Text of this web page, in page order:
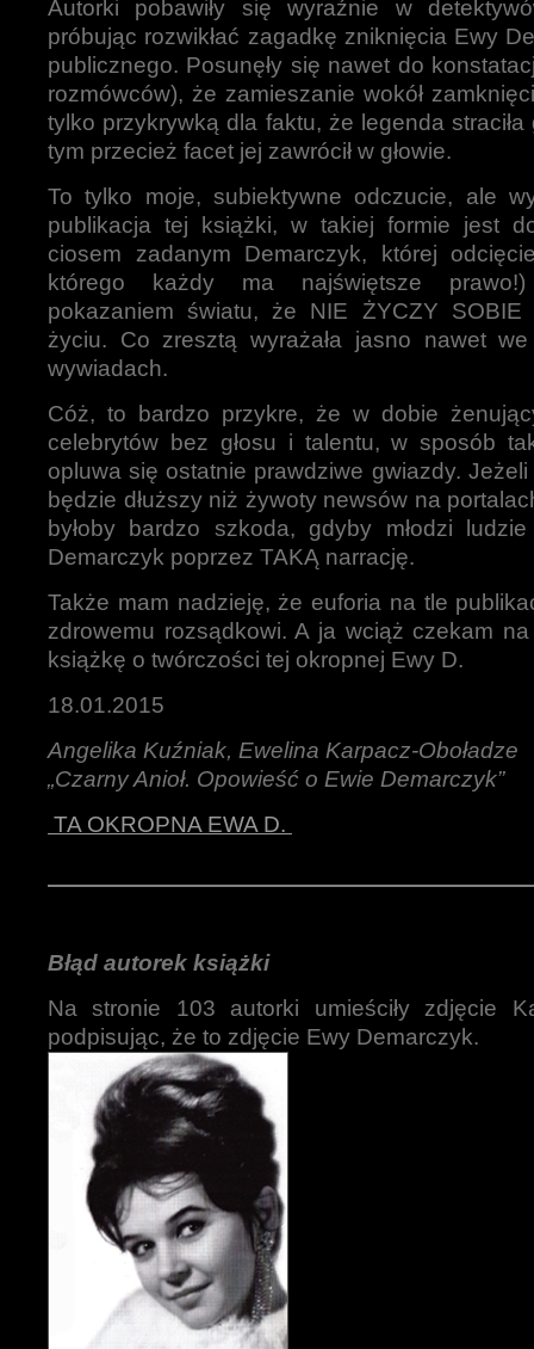
Autorki pobawiły się wyraźnie w
próbując rozwikłać zagadkę zniknięcia Ewy
publicznego. Posunęły się nawet do
rozmówców), że zamieszanie wokół
tylko przykrywką dla faktu, że legenda straciła
tym przecież facet jej zawrócił w głowie.
To tylko moje, subiektywne odczucie, ale
publikacja tej książki, w takiej formie jest
ciosem zadanym Demarczyk, której
którego każdy ma najświętsze
pokazaniem światu, że NIE ŻYCZY
życiu. Co zresztą wyrażała jasno nawet
wywiadach.
Cóż, to bardzo przykre, że w dobie
celebrytów bez głosu i talentu, w sposób
opluwa się ostatnie prawdziwe gwiazdy.
będzie dłuższy niż żywoty newsów na
byłoby bardzo szkoda, gdyby młodzi
Demarczyk poprzez TAKĄ narrację.
Także mam nadzieję, że euforia na tle
zdrowemu rozsądkowi. A ja wciąż czekam
książkę o twórczości tej okropnej Ewy D.
18.01.2015
Angelika Kuźniak, Ewelina Karpacz-Oboładze
„Czarny Anioł. Opowieść o Ewie Demarczyk”
TA OKROPNA EWA D.
Błąd autorek książki
Na stronie 103 autorki umieściły zdjęcie
podpisując, że to zdjęcie Ewy Demarczyk.